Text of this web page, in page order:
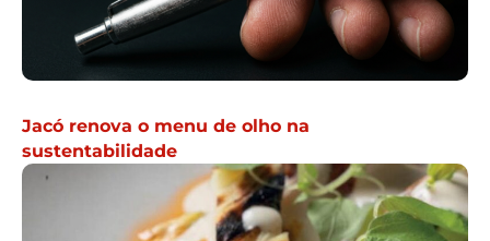
Jacó renova o menu de olho na
sustentabilidade